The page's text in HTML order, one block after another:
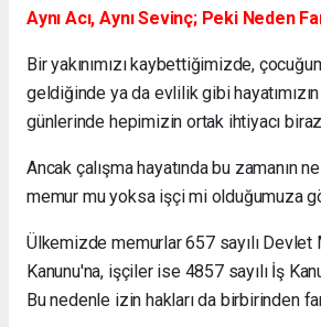
Aynı Acı, Aynı Sevinç; Peki Neden
Bir yakınımızı kaybettiğimizde,
geldiğinde ya da evlilik gibi
günlerinde hepimizin ortak ihtiyacı biraz
Ancak çalışma hayatında bu zamanın
memur mu yoksa işçi mi olduğumuza
Ülkemizde memurlar 657 sayılı Devlet
Kanunu'na, işçiler ise 4857 sayılı İş
Bu nedenle izin hakları da birbirinden